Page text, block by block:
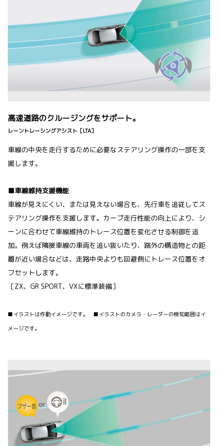
高速道路のクルージングをサポート。
レーントレーシングアシスト［LTA］
車線の中央を走行するために必要なステアリング操作の一部を支
援します。
■車線維持支援機能
車線が見えにくい、または見えない場合も、先行車を追従してス
テアリング操作を支援します。カーブ走行性能の向上により、シ
ーンに合わせて車線維持のトレース位置を変化させる制御を追
加。例えば隣接車線の車両を追い抜いたり、路外の構造物との距
離が近い場合などは、走路中央よりも回避側にトレース位置をオ
フセットします。
［ZX、GR SPORT、VXに標準装備］
■イラストは作動イメージです。 ■イラストのカメラ・レーダーの検知範囲はイ
メージです。